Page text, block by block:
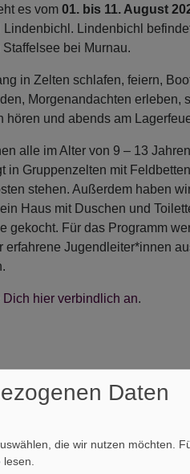
es vom01. bis 11. August
Lindenbichl
Staffelsee bei Murnau.
in Zelten schlafen, feiern,
Morgenandachten erleben,
hören und abends am
alle im Alter von 9 – 13
in Gruppenzelten mit
stehen. Außerdem haben
Haus mit Duschen und
gekocht. Für das Programm
erfahrene Jugendleiter*innen
Dich hier verbindlich an.
Daten
die wir nutzen möchten.
lesen.